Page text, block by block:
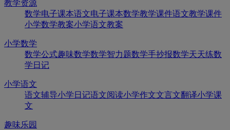
教学资源
数学电子课本语文电子课本数学教学课件语文教学课件
小学数学教案小学语文教案
小学数学
数学公式趣味数学数学智力题数学手抄报数学天天练数
学日记
小学语文
语文辅导小学日记语文阅读小学作文文言文翻译小学课
文
趣味乐园